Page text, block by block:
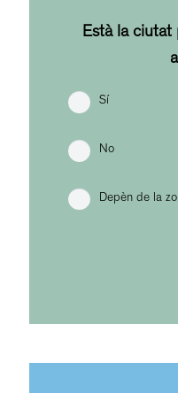
Està la ciutat
Sí
No
Depèn de la